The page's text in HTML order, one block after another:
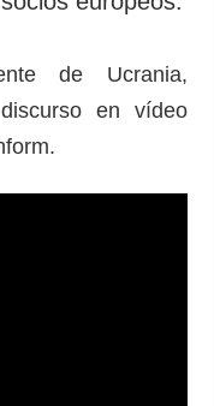
de Ucrania,
en vídeo